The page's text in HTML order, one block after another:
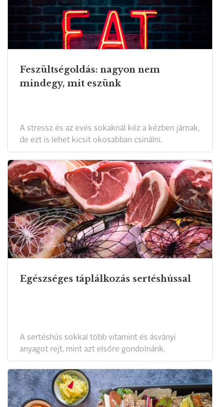
Feszültségoldás: nagyon nem
mindegy, mit eszünk
A stressz és az evés sokaknál kéz a kézben járnak,
de ezt is lehet kicsit okosabban csinálni.
Egészséges táplálkozás sertéshússal
A sertéshús sokkal több vitamint és ásványi
anyagot rejt, mint azt elsőre gondolnánk.